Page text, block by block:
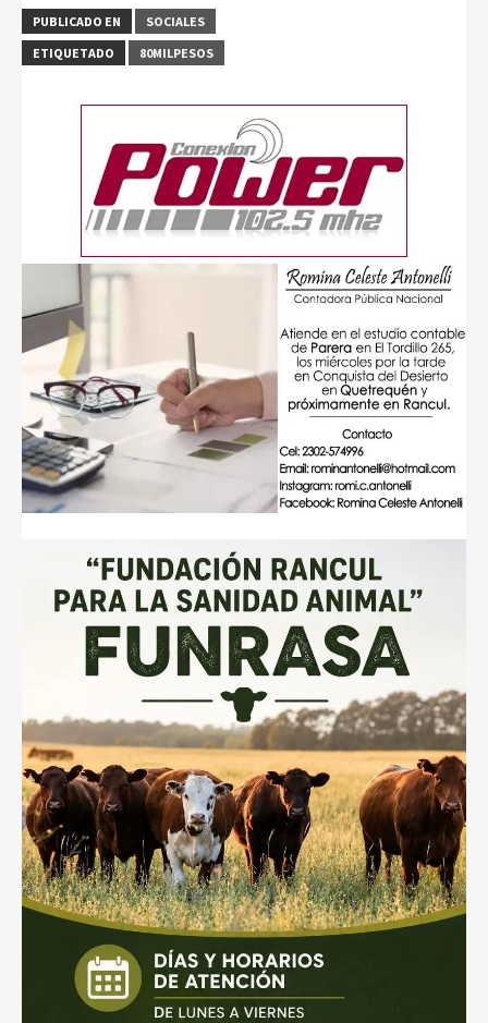
PUBLICADO EN
SOCIALES
ETIQUETADO
80MILPESOS